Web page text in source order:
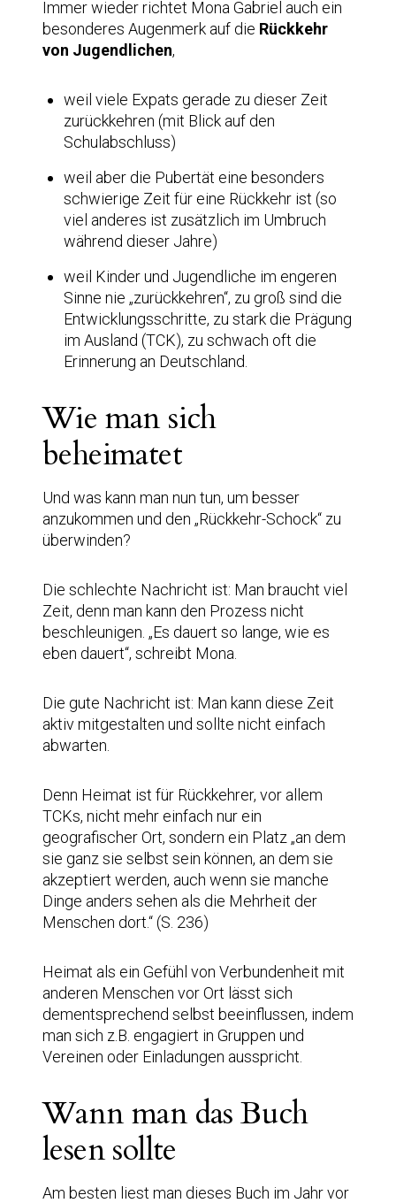
Immer wieder richtet Mona Gabriel auch ein
besonderes Augenmerk auf die Rückkehr
von Jugendlichen,
weil viele Expats gerade zu dieser Zeit
zurückkehren (mit Blick auf den
Schulabschluss)
weil aber die Pubertät eine besonders
schwierige Zeit für eine Rückkehr ist (so
viel anderes ist zusätzlich im Umbruch
während dieser Jahre)
weil Kinder und Jugendliche im engeren
Sinne nie „zurückkehren“, zu groß sind die
Entwicklungsschritte, zu stark die Prägung
im Ausland (TCK), zu schwach oft die
Erinnerung an Deutschland.
Wie man sich
beheimatet
Und was kann man nun tun, um besser
anzukommen und den „Rückkehr-Schock“ zu
überwinden?
Die schlechte Nachricht ist: Man braucht viel
Zeit, denn man kann den Prozess nicht
beschleunigen. „Es dauert so lange, wie es
eben dauert“, schreibt Mona.
Die gute Nachricht ist: Man kann diese Zeit
aktiv mitgestalten und sollte nicht einfach
abwarten.
Denn Heimat ist für Rückkehrer, vor allem
TCKs, nicht mehr einfach nur ein
geografischer Ort, sondern ein Platz „an dem
sie ganz sie selbst sein können, an dem sie
akzeptiert werden, auch wenn sie manche
Dinge anders sehen als die Mehrheit der
Menschen dort.“ (S. 236)
Heimat als ein Gefühl von Verbundenheit mit
anderen Menschen vor Ort lässt sich
dementsprechend selbst beeinflussen, indem
man sich z.B. engagiert in Gruppen und
Vereinen oder Einladungen ausspricht.
Wann man das Buch
lesen sollte
Am besten liest man dieses Buch im Jahr vor